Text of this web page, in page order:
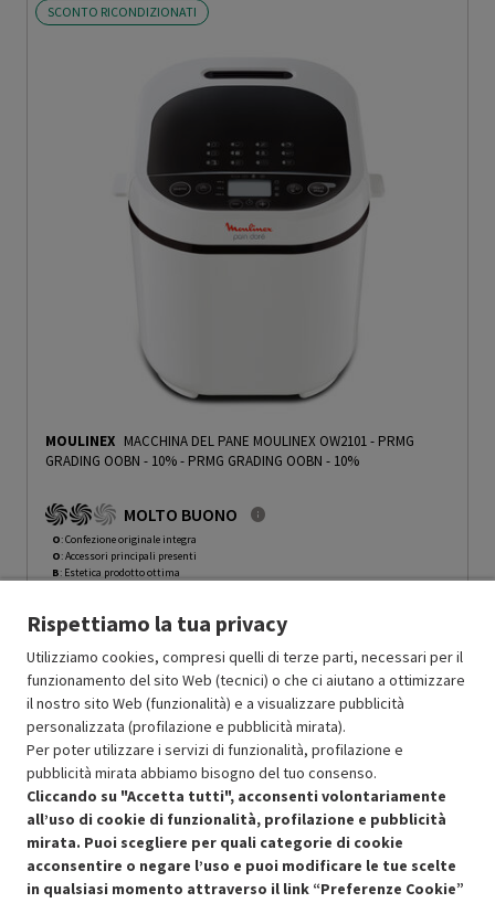
SCONTO RICONDIZIONATI
MOULINEX MACCHINA DEL PANE MOULINEX OW2101 - PRMG
GRADING OOBN - 10%- PRMG GRADING OOBN - 10%
MOLTO BUONO
O: Confezione originale integra
O: Accessori principali presenti
B: Estetica prodotto ottima
Prodotto Nuovo 99.99 -10%
Ricondizionato Prezzo ridotto da
89.99a-30%
In Promozione 62.99
Aggiungi al carrello
SCONTO RICONDIZIONATI
Approfitta dello sconto del 30% sul prodotto ricondizionato.
Rispettiamo la tua privacy
Utilizziamo cookies, compresi quelli di terze parti, necessari per il
funzionamento del sito Web (tecnici) o che ci aiutano a ottimizzare
il nostro sito Web (funzionalità) e a visualizzare pubblicità
personalizzata (profilazione e pubblicità mirata).
Per poter utilizzare i servizi di funzionalità, profilazione e
pubblicità mirata abbiamo bisogno del tuo consenso.
Cliccando su "Accetta tutti", acconsenti volontariamente
all’uso di cookie di funzionalità, profilazione e pubblicità
mirata. Puoi scegliere per quali categorie di cookie
acconsentire o negare l’uso e puoi modificare le tue scelte
in qualsiasi momento attraverso il link “Preferenze Cookie”